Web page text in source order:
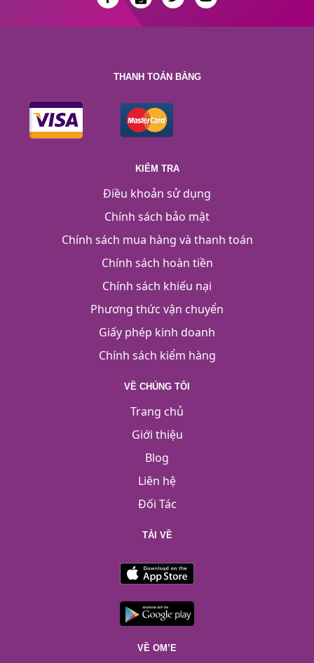
THANH TOÁN BẰNG
KIỂM TRA
Điều khoản sử dụng
Chính sách bảo mật
Chính sách mua hàng và thanh toán
Chính sách hoàn tiền
Chính sách khiếu nại
Phương thức vận chuyển
Giấy phép kinh doanh
Chính sách kiểm hàng
VỀ CHÚNG TÔI
Trang chủ
Giới thiệu
Blog
Liên hệ
Đối Tác
TẢI VỀ
VỀ OM’E